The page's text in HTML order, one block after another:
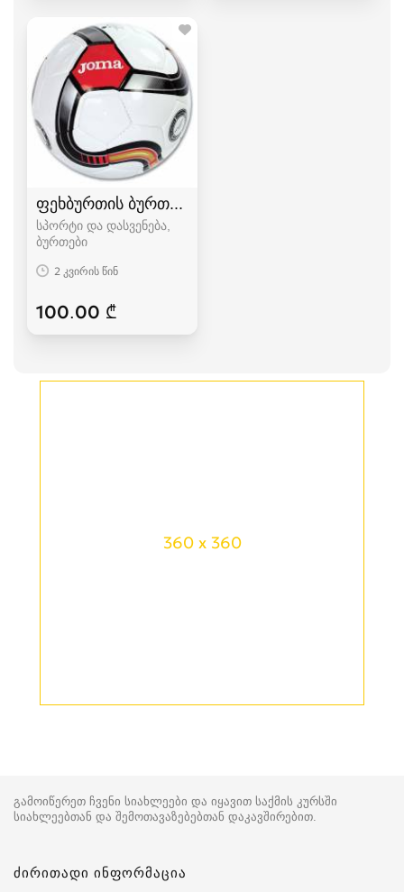
ფეხბურთის ბურთი JOMA უნაკერო
სპორტი და დასვენება,
ბურთები
2 კვირის წინ
100.00 ₾
360 x 360
გამოიწერეთ ჩვენი სიახლეები და იყავით საქმის კურსში
სიახლეებთან და შემოთავაზებებთან დაკავშირებით.
ძირითადი ინფორმაცია